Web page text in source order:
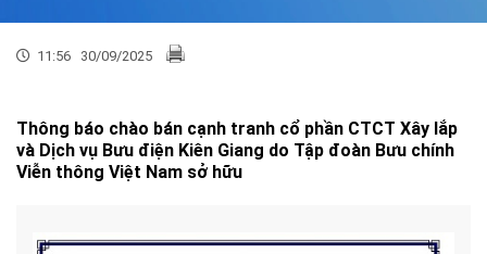
11:56 30/09/2025
Thông báo chào bán cạnh tranh cổ phần CTCT Xây lắp
và Dịch vụ Bưu điện Kiên Giang do Tập đoàn Bưu chính
Viễn thông Việt Nam sở hữu